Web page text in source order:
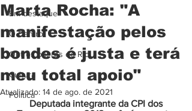
Em destaque
O Centro
Outros bairros do Rio
Cultura
Politica
Marta Rocha: "A
manifestação pelos
bondes é justa e terá
meu total apoio"
Atualizado: 14 de ago. de 2021